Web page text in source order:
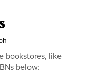
bookstores, like
below: